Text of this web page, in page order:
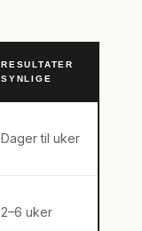
RESULTATER
SYNLIGE
Dager til uker
2–6 uker